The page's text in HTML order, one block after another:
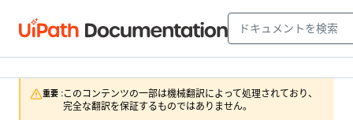
重要 :このコンテンツの一部は機械翻訳によって処理されており、
完全な翻訳を保証するものではありません。